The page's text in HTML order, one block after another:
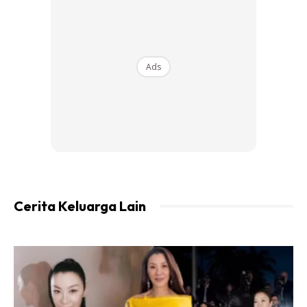
Saya tenung wajah mak dan ayah mertua saya dari jauh.
Time tu mak dan ayah dok tengok tv. Tiba tiba wife tegur.
Ads
Cerita Keluarga Lain